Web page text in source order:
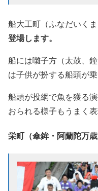
船大工町（ふなだいくま
登場します。
船には囃子方（太鼓、
は子供が扮する船頭が乗
船頭が投網で魚を獲る
おられる様子もうまく表
栄町（傘鉾・阿蘭陀万歳